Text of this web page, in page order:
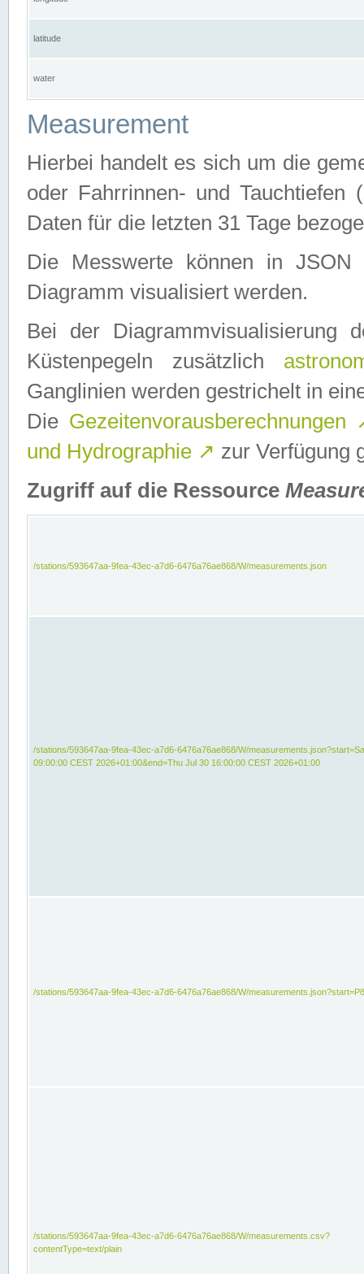
latitude
water
Measurement
Hierbei handelt es sich um die
oder Fahrrinnen- und Tauchtiefen
Daten für die letzten 31 Tage
Die Messwerte können in
Diagramm visualisiert werden.
Bei der Diagrammvisualisierung
Küstenpegeln zusätzlich
Ganglinien werden gestrichelt in
Die Gezeitenvorausberechnungen
und Hydrographie ↗ zur Verfügung
Zugriff auf die Ressource
/stations/593647aa-9fea-43ec-a7d6-6476a76ae868/W/measurements.json
/stations/593647aa-9fea-43ec-a7d6-6476a76ae868/W/
09:00:00 CEST 2026+01:00&end=Thu Jul 30 16:00:00 CEST 2026+01:00
/stations/593647aa-9fea-43ec-a7d6-6476a76ae868/W/
/stations/593647aa-9fea-43ec-a7d6-6476a76ae868/W/measurements.csv?
contentType=text/plain